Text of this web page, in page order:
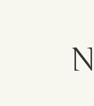
N